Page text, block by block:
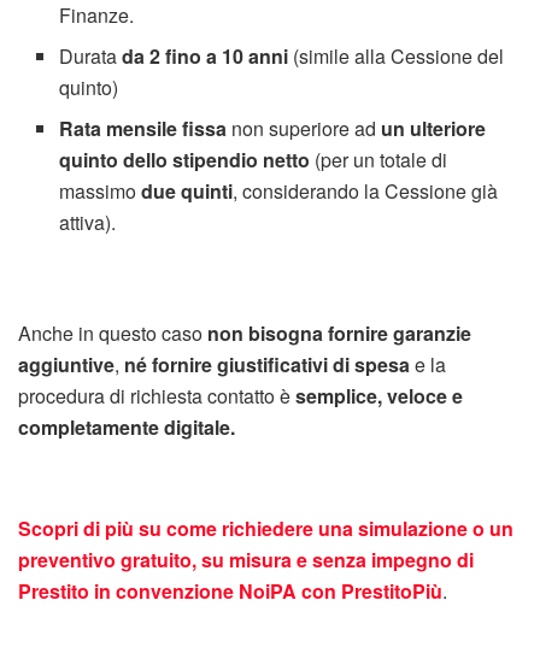
Finanze.
Duratada 2 fino a 10 anni (simile alla Cessione del
quinto)
Rata mensile fissa non superiore ad un ulteriore
quinto dello stipendio netto (per un totale di
massimodue quinti, considerando la Cessione già
attiva).
Anche in questo caso non bisogna fornire garanzie
aggiuntive, né fornire giustificativi di spesae la
procedura di richiesta contatto èsemplice, veloce e
completamente digitale.
Scopri di più su come richiedere una simulazione o un
preventivo gratuito, su misura e senza impegno di
Prestito in convenzione NoiPA con PrestitoPiù.